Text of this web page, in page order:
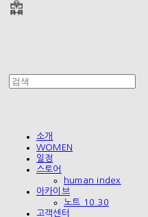
소개
WOMEN
일정
스토어
human index
아카이브
노트 10.30
고객센터